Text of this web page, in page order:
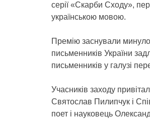
серії «Скарби Сходу»,
українською мовою.
Премію заснували
письменників України
письменників у галузі
Учасників заходу
Святослав Пилипчук і
поет і науковець